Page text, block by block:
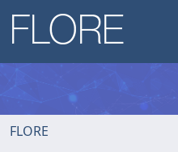
FLORE